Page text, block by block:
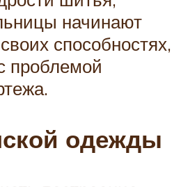
начинают
способностях,
проблемой
одежды